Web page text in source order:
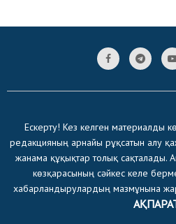
Ескерту! Кез келген материалды
редакцияның арнайы рұқсатын алу
жанама құқықтар толық сақталады.
көзқарасының сәйкес келе
хабарландырулардың мазмұнына